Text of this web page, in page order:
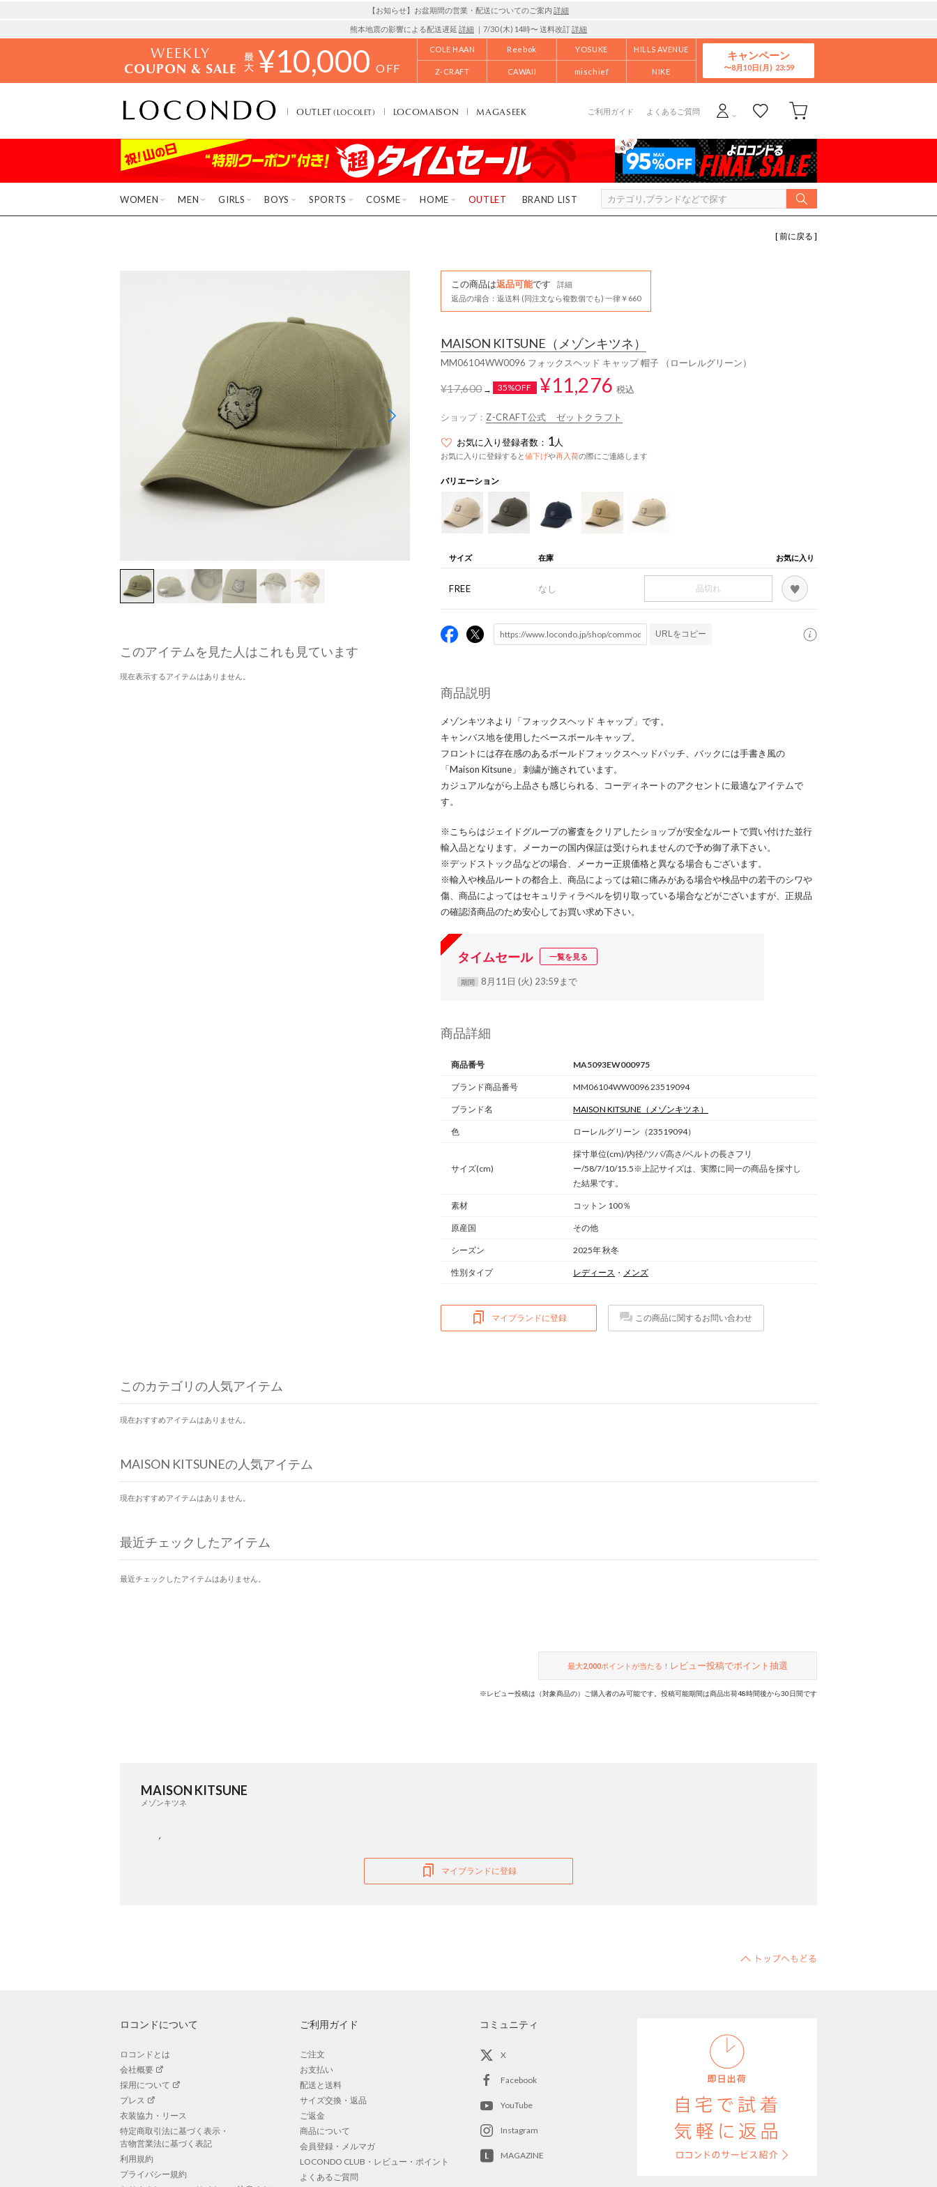
【お知らせ】お盆期間の営業・配送についてのご案内 詳細
熊本地震の影響による配送遅延 詳細 ｜7/30 (木) 14時〜 送料改訂詳細
WEEKLY
COUPON & SALE ¥10,000 OFF
COLE HAAN Reebok YOSUKE HILLS AVENUE
Z-CRAFT CAWAII mischief NIKE
キャンペーン
8月10日(月)
OUTLET(LOCOLET) LOCOMAISON MAGASEEK ご利用ガイド よくあるご質問
WOMEN MEN GIRLS BOYS SPORTS COSME HOME OUTLET BRAND LIST
[ 前に戻る ]
このアイテムを見た人はこれも見ています
現在表示するアイテムはありません。
この商品は返品可能です
詳細
返品の場合：返送料 (同注文なら複数個でも) 一律￥660
MAISON KITSUNE （メゾンキツネ）
MM06104WW0096 フォックスヘッド キャップ 帽子 （ローレルグリーン）
¥17,600→ 35%OFF ¥11,276 税込
ショップ： Z-CRAFT公式 ゼットクラフト
お気に入り登録者数： 1人
お気に入りに登録すると値下げや再入荷の際にご連絡します
バリエーション
サイズ 在庫 お気に入り
FREE なし 品切れ
URLをコピー
商品説明
メゾンキツネより「フォックスヘッド キャップ」です。
キャンバス地を使用したベースボールキャップ。
フロントには存在感のあるボールドフォックスヘッドパッチ、バックには手書き風の
「Maison Kitsune」 刺繍が施されています。
カジュアルながら上品さも感じられる、コーディネートのアクセントに最適なアイテムで
す。
※こちらはジェイドグループの審査をクリアしたショップが安全なルートで買い付けた並行
輸入品となります。メーカーの国内保証は受けられませんので予め御了承下さい。
※デッドストック品などの場合、メーカー正規価格と異なる場合もございます。
※輸入や検品ルートの都合上、商品によっては箱に痛みがある場合や検品中の若干のシワや
傷、商品によってはセキュリティラベルを切り取っている場合などがございますが、正規品
の確認済商品のため安心してお買い求め下さい。
タイムセール 一覧を見る
期間 8月11日 (火) 23:59まで
商品詳細
商品番号 MA5093EW000975
ブランド商品番号 MM06104WW0096 23519094
ブランド名 MAISON KITSUNE （メゾンキツネ）
色 ローレルグリーン（23519094）
サイズ(cm)
採寸単位(cm)/内径/ツバ/高さ/ベルトの長さフリ
ー/58/7/10/15.5※上記サイズは、実際に同一の商品を採寸し
た結果です。
素材 コットン 100％
原産国 その他
シーズン 2025年 秋冬
性別タイプ レディース ・ メンズ
マイブランドに登録 この商品に関するお問い合わせ
このカテゴリの人気アイテム
現在おすすめアイテムはありません。
MAISON KITSUNEの人気アイテム
現在おすすめアイテムはありません。
最近チェックしたアイテム
最近チェックしたアイテムはありません。
最大2,000ポイントが当たる！ レビュー投稿でポイント抽選
※レビュー投稿は（対象商品の）ご購入者のみ可能です。投稿可能期間は商品出荷48時間後から30日間です
MAISON KITSUNE
メゾンキツネ
マイブランドに登録
ロコンドについて
ロコンドとは
会社概要
採用について
プレス
衣装協力・リース
特定商取引法に基づく表示・
古物営業法に基づく表記
利用規約
プライバシー規約
ご利用ガイド
ご注文
お支払い
配送と送料
サイズ交換・返品
ご返金
商品について
会員登録・メルマガ
LOCONDO CLUB・レビュー・ポイント
よくあるご質問
コミュニティ
X
Facebook
YouTube
Instagram
MAGAZINE